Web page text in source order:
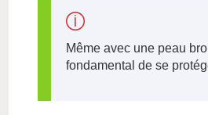
Même avec une peau
fondamental de se